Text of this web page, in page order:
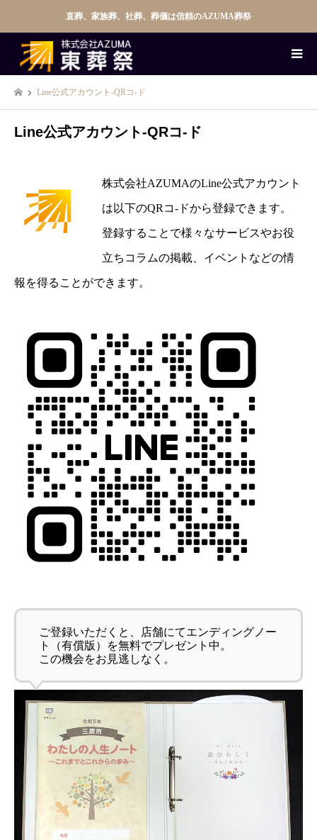
直葬、家族葬、社葬、葬儀は信頼のAZUMA葬祭
Line公式アカウント-QRコ-ド
Line公式アカウント-QRコ-ド
株式会社AZUMAのLine公式アカウント
は以下のQRコ-ドから登録できます。
登録することで様々なサービスやお役
立ちコラムの掲載、イベントなどの情
報を得ることができます。
ご登録いただくと、店舗にてエンディングノー
ト（有償版）を無料でプレゼント中。
この機会をお見逃しなく。